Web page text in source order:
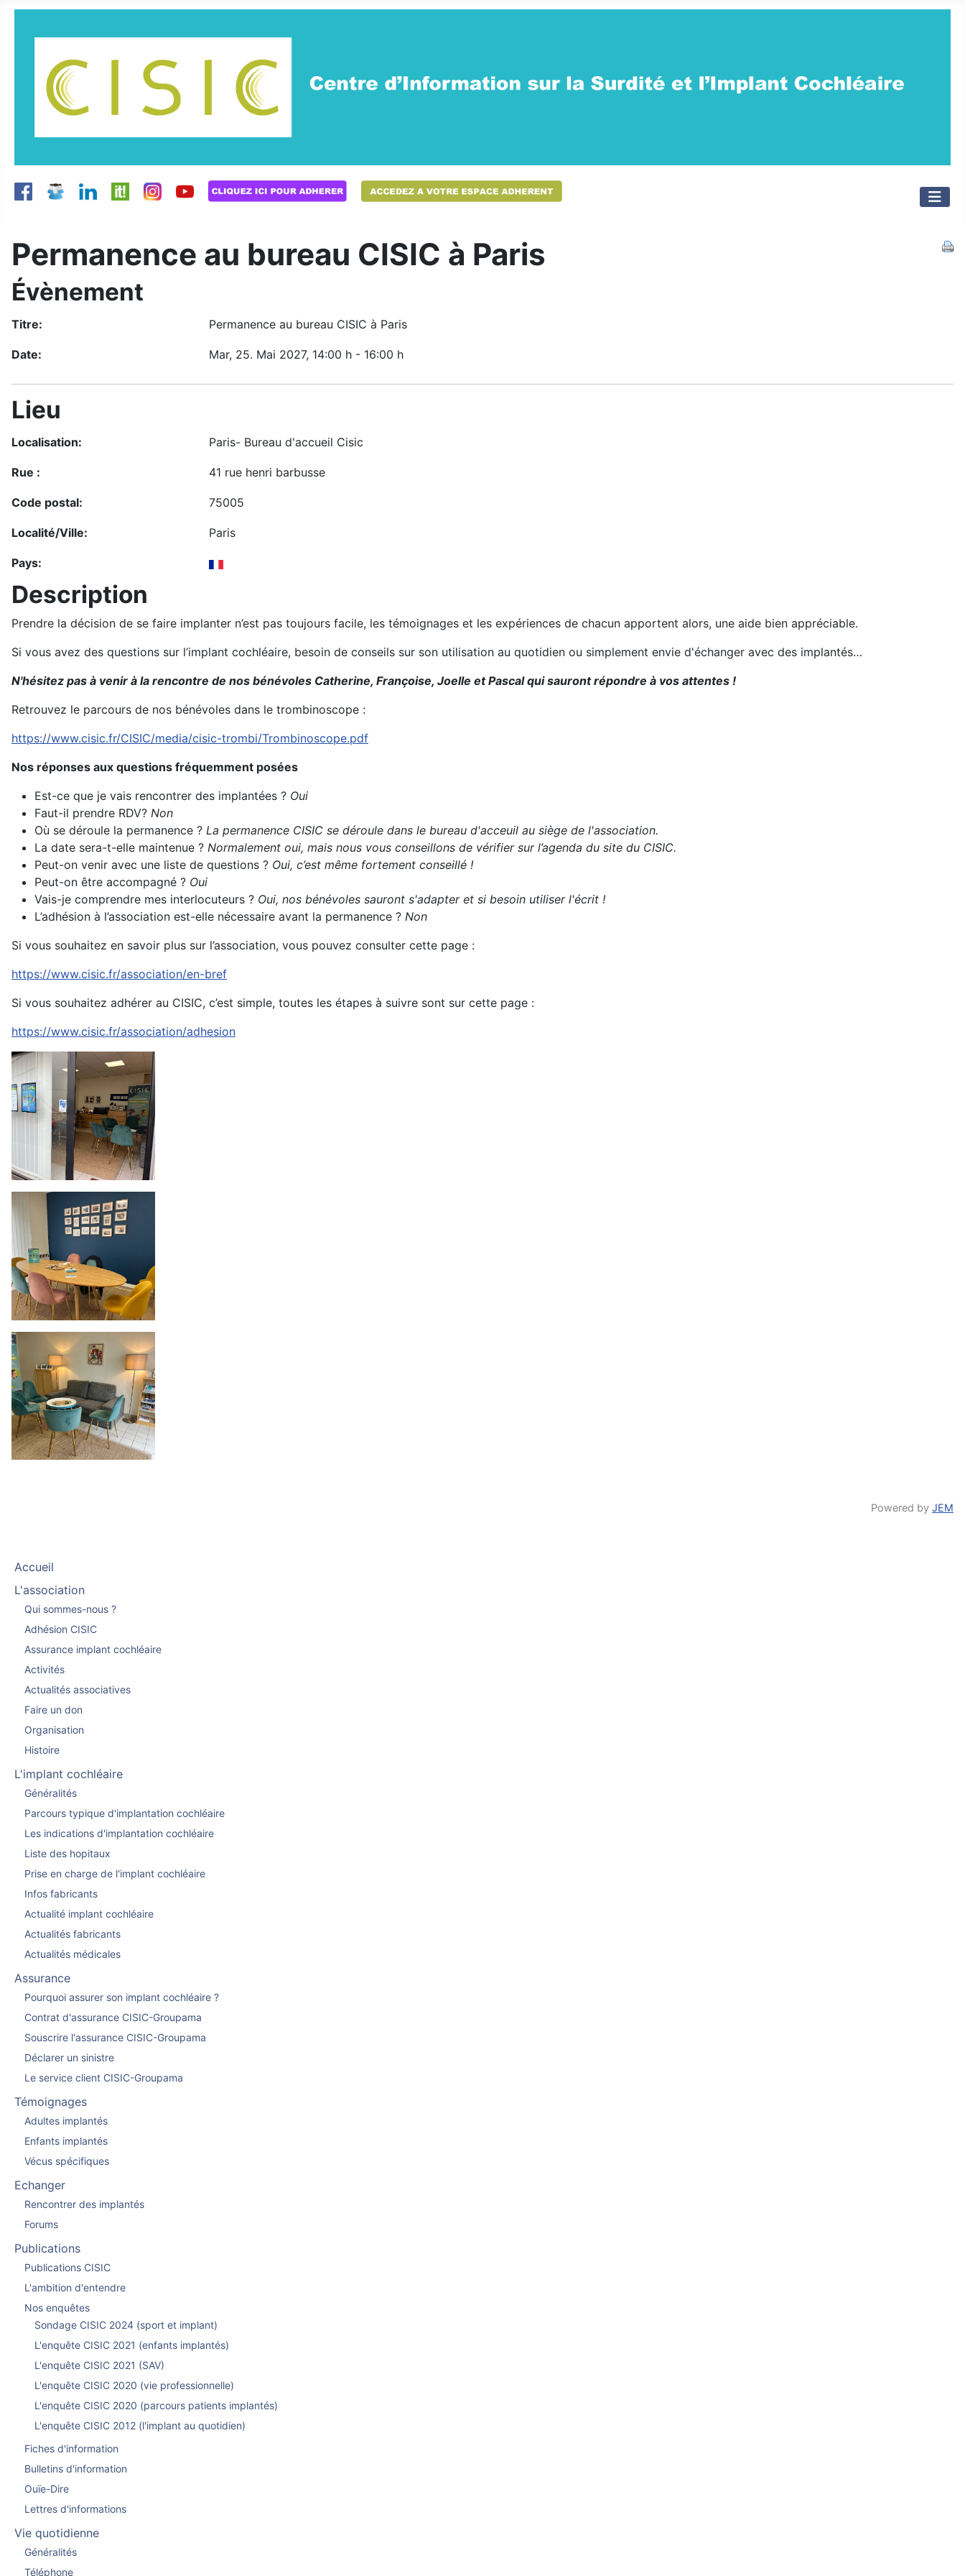
Permanence au bureau CISIC à Paris
Évènement
Titre: Permanence au bureau CISIC à Paris
Date: Mar, 25. Mai 2027, 14:00 h - 16:00 h
Lieu
Localisation: Paris- Bureau d'accueil Cisic
Rue : 41 rue henri barbusse
Code postal: 75005
Localité/Ville: Paris
Pays:
Description
Prendre la décision de se faire implanter n’est pas toujours facile, les témoignages et les expériences de chacun apportent alors, une aide bien appréciable.
Si vous avez des questions sur l’implant cochléaire, besoin de conseils sur son utilisation au quotidien ou simplement envie d'échanger avec des implantés…
N'hésitez pas à venir à la rencontre de nos bénévoles Catherine, Françoise, Joelle et Pascal qui sauront répondre à vos attentes !
Retrouvez le parcours de nos bénévoles dans le trombinoscope :
https://www.cisic.fr/CISIC/media/cisic-trombi/Trombinoscope.pdf
Nos réponses aux questions fréquemment posées
Est-ce que je vais rencontrer des implantées ? Oui
Faut-il prendre RDV? Non
Où se déroule la permanence ? La permanence CISIC se déroule dans le bureau d'acceuil au siège de l'association.
La date sera-t-elle maintenue ? Normalement oui, mais nous vous conseillons de vérifier sur l’agenda du site du CISIC.
Peut-on venir avec une liste de questions ? Oui, c’est même fortement conseillé !
Peut-on être accompagné ? Oui
Vais-je comprendre mes interlocuteurs ? Oui, nos bénévoles sauront s'adapter et si besoin utiliser l'écrit !
L’adhésion à l’association est-elle nécessaire avant la permanence ? Non
Si vous souhaitez en savoir plus sur l’association, vous pouvez consulter cette page :
https://www.cisic.fr/association/en-bref
Si vous souhaitez adhérer au CISIC, c’est simple, toutes les étapes à suivre sont sur cette page :
https://www.cisic.fr/association/adhesion
Powered by JEM
Accueil
L'association
Qui sommes-nous ?
Adhésion CISIC
Assurance implant cochléaire
Activités
Actualités associatives
Faire un don
Organisation
Histoire
L'implant cochléaire
Généralités
Parcours typique d'implantation cochléaire
Les indications d'implantation cochléaire
Liste des hopitaux
Prise en charge de l'implant cochléaire
Infos fabricants
Actualité implant cochléaire
Actualités fabricants
Actualités médicales
Assurance
Pourquoi assurer son implant cochléaire ?
Contrat d'assurance CISIC-Groupama
Souscrire l'assurance CISIC-Groupama
Déclarer un sinistre
Le service client CISIC-Groupama
Témoignages
Adultes implantés
Enfants implantés
Vécus spécifiques
Echanger
Rencontrer des implantés
Forums
Publications
Publications CISIC
L'ambition d'entendre
Nos enquêtes
Sondage CISIC 2024 (sport et implant)
L'enquête CISIC 2021 (enfants implantés)
L'enquête CISIC 2021 (SAV)
L'enquête CISIC 2020 (vie professionnelle)
L'enquête CISIC 2020 (parcours patients implantés)
L'enquête CISIC 2012 (l'implant au quotidien)
Fiches d'information
Bulletins d'information
Ouïe-Dire
Lettres d'informations
Vie quotidienne
Généralités
Téléphone